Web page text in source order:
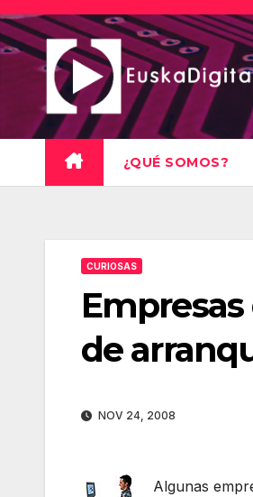
Saltar
al
contenido
¿QUÉ SOMOS?
CURIOSAS
de
NOV 24, 2008
Algunas